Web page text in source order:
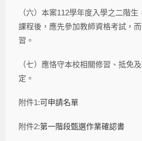
（六）本案112學年度入學之二階生
課程後，應先參加教師資格考試，
習。
（七）應恪守本校相關修習、抵免
定。
附件1:可申請名單
附件2:第一階段甄選作業確認書